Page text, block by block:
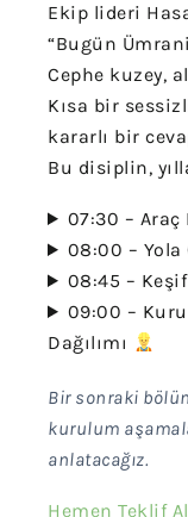
Ekip lideri
“Bugün
Cephe kuzey,
Kısa bir
kararlı bir
Bu disiplin,
07:30 – Araç
08:00 – Yola
08:45 –
09:00 –
Dağılımı
Bir sonraki
kurulum
anlatacağız.
Hemen Teklif Al